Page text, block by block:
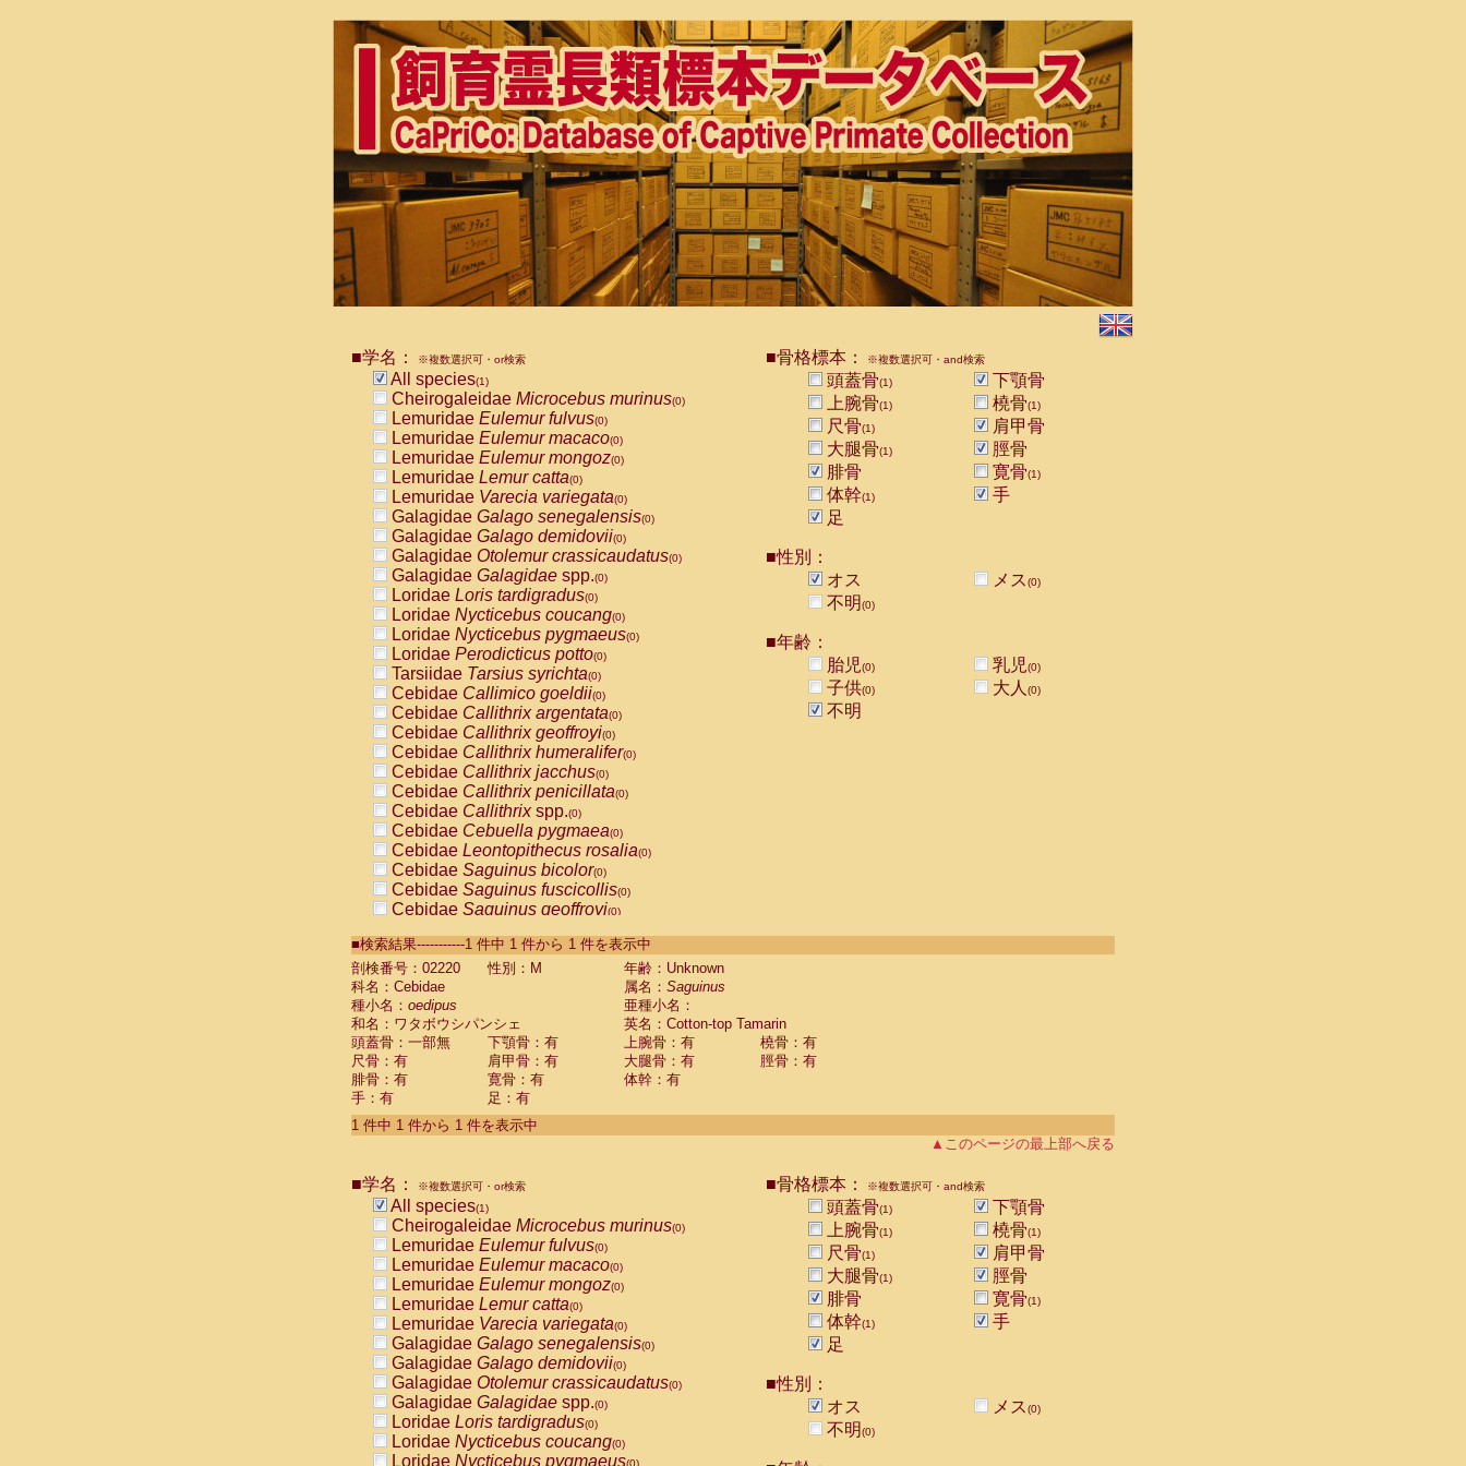
■学名： ※複数選択可・or検索
All species(1)
Cheirogaleidae Microcebus murinus(0)
Lemuridae Eulemur fulvus(0)
Lemuridae Eulemur macaco(0)
Lemuridae Eulemur mongoz(0)
Lemuridae Lemur catta(0)
Lemuridae Varecia variegata(0)
Galagidae Galago senegalensis(0)
Galagidae Galago demidovii(0)
Galagidae Otolemur crassicaudatus(0)
Galagidae Galagidae spp.(0)
Loridae Loris tardigradus(0)
Loridae Nycticebus coucang(0)
Loridae Nycticebus pygmaeus(0)
Loridae Perodicticus potto(0)
Tarsiidae Tarsius syrichta(0)
Cebidae Callimico goeldii(0)
Cebidae Callithrix argentata(0)
Cebidae Callithrix geoffroyi(0)
Cebidae Callithrix humeralifer(0)
Cebidae Callithrix jacchus(0)
Cebidae Callithrix penicillata(0)
Cebidae Callithrixspp.(0)
Cebidae Cebuella pygmaea(0)
Cebidae Leontopithecus rosalia(0)
Cebidae Saguinus bicolor(0)
Cebidae Saguinus fuscicollis(0)
Cebidae Saguinus geoffroyi(0)
CebidaeSaguinus labiatus(0)
Cebidae Saguinus leucopus (0)
Cebidae
Cebidae
CebidaeSaguinus nigricollis (0)
Cebidae Saguinus oedipus
Cebidae Saguinus weddelli
Cebidae Saguinusspp.
Cebidae Aotus trivirgatus
Cebidae Cebus albifrons
CebidaeCebus nigrivittatus
CebidaeCebus
CebidaeSaimiri boliviensis(0)
CebidaeSaimiri sciureus(0)
AtelidaeAlouatta caraya(0)
AtelidaeAlouatta fusca(0)
AtelidaeAlouatta seniculus
AtelidaeAlouattaspp.(0)
AtelidaeAteles belzebuth(0)
AtelidaeAteles geoffroyi(0)
AtelidaeAteles paniscus(0)
AtelidaeAtelesspp.(0)
Atelidae Lagothrix lagothricha
AtelidaeLagothrix lagothricha cana
PitheciidaeCacajao calvus rubicundus
■骨格標本： ※複数選択可・and検索
頭蓋骨(1)
下顎骨
上腕骨(1) 橈骨(1)
尺骨(1)
肩甲骨
大腿骨(1)
脛骨
腓骨
寛骨(1)
体幹(1)
手
足
■性別：
オス
メス(0)
不明(0)
■年齢：
胎児(0) 乳児(0)
子供(0) 大人 (0)
不明
■検索結果-----------1 件中 1 件から 1 件を表示中
剖検番号：02220
性別：M
年齢：Unknown
科名：Cebidae
属名： Saguinus
種小名： oedipus
亜種小名：
和名：ワタボウシパンシェ
英名：Cotton-top Tamarin
頭蓋骨：一部無
下顎骨：有 上腕骨：有
橈骨：有
尺骨：有
肩甲骨：有 大腿骨：有
脛骨：有
腓骨：有
寛骨：有
体幹：有
手：有
足：有
1 件中 1 件から 1 件を表示中
▲このページの最上部へ戻る
■学名： ※複数選択可・or検索
All species(1)
Cheirogaleidae Microcebus murinus(0)
Lemuridae Eulemur fulvus(0)
Lemuridae Eulemur macaco(0)
Lemuridae Eulemur mongoz(0)
Lemuridae Lemur catta(0)
Lemuridae Varecia variegata(0)
Galagidae Galago senegalensis(0)
Galagidae Galago demidovii(0)
Galagidae Otolemur crassicaudatus(0)
Galagidae Galagidae spp.(0)
Loridae Loris tardigradus(0)
Loridae Nycticebus coucang(0)
Loridae Nycticebus pygmaeus(0)
■骨格標本： ※複数選択可・and検索
頭蓋骨(1)
下顎骨
上腕骨(1) 橈骨(1)
尺骨(1)
肩甲骨
大腿骨(1)
脛骨
腓骨
寛骨(1)
体幹(1)
手
足
■性別：
オス
メス(0)
不明(0)